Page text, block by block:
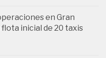
en Gran
inicial de 20 taxis